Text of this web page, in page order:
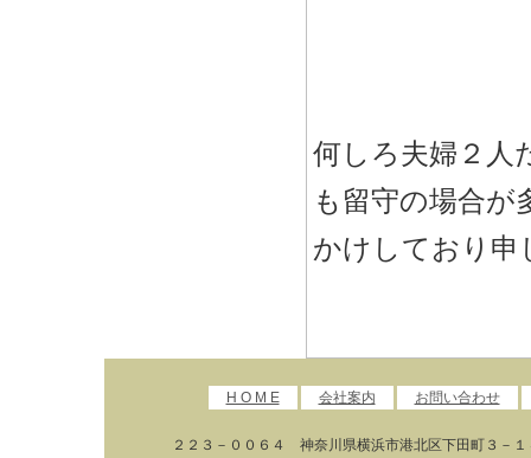
何しろ夫婦２人
も留守の場合が
かけしており申
H O M E 会社案内 お問い合わせ
２２３－００６４ 神奈川県横浜市港北区下田町